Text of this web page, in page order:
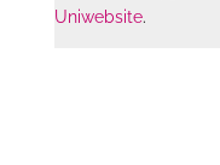
Uniwebsite.